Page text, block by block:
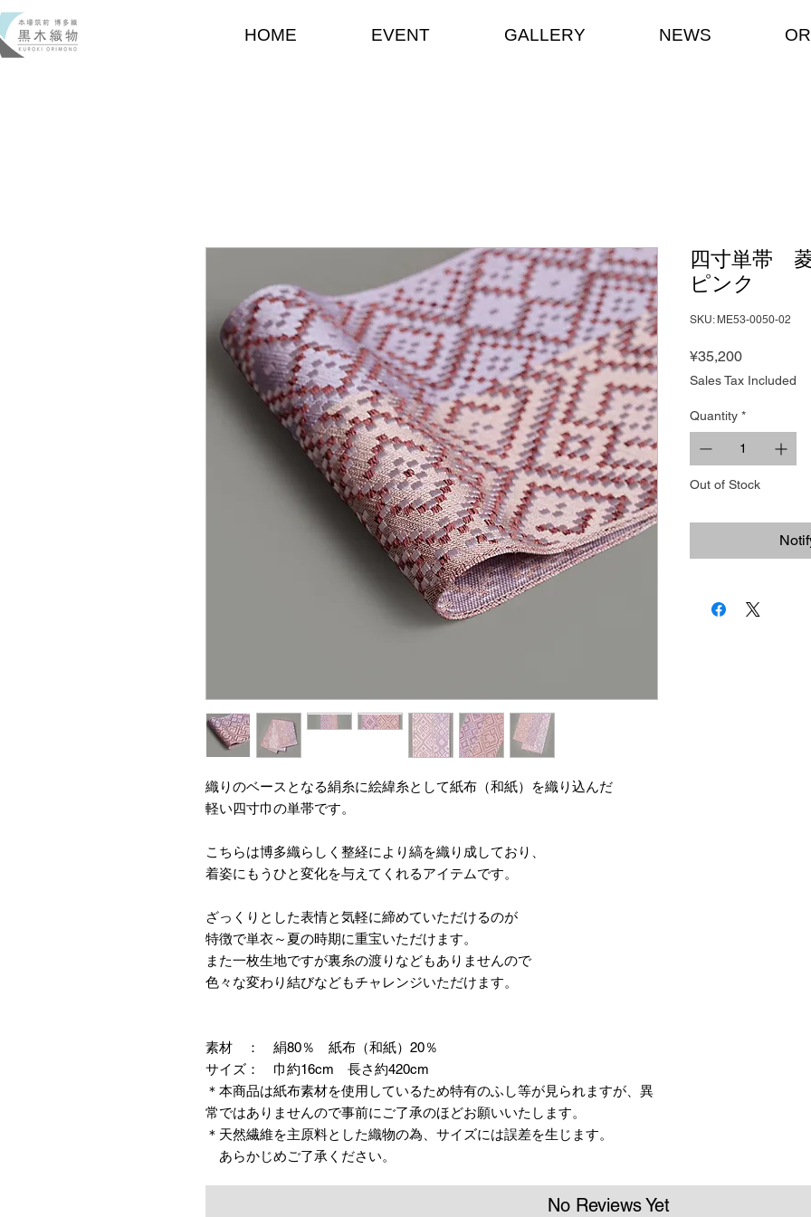
HOME EVENT GALLERY NEWS
織りのベースとなる絹糸に絵緯糸として紙布（和紙）を織り込んだ
軽い四寸巾の単帯です。
こちらは博多織らしく整経により縞を織り成しており、
着姿にもうひと変化を与えてくれるアイテムです。
ざっくりとした表情と気軽に締めていただけるのが
特徴で単衣～夏の時期に重宝いただけます。
また一枚生地ですが裏糸の渡りなどもありませんので
色々な変わり結びなどもチャレンジいただけます。
素材 ： 絹80％ 紙布（和紙）20％
サイズ： 巾約16cm 長さ約420cm
＊本商品は紙布素材を使用しているため特有のふし等が見られますが、異
常ではありませんので事前にご了承のほどお願いいたします。
＊天然繊維を主原料とした織物の為、サイズには誤差を生じます。
あらかじめご了承ください。
四寸単帯
ピンク
SKU: ME53-0050-02
¥35,200Price
Sales Tax Included
Quantity *
Out of Stock
No Reviews Yet